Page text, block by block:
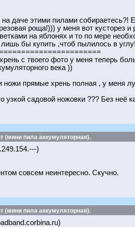
даче этими пилами собираетесь?!
роща!))) у меня вот кусторез и
на яблонях и то по мере
бы купить ,чтоб пылилось в
с твоего фото у меня теперь
века ))
ножи прямые хрень полная , у меня
узкой садовой ножовки ??? Без неё
(мини пила аккумуляторная).
)
совсем неинтересно. Скучно.
(мини пила аккумуляторная).